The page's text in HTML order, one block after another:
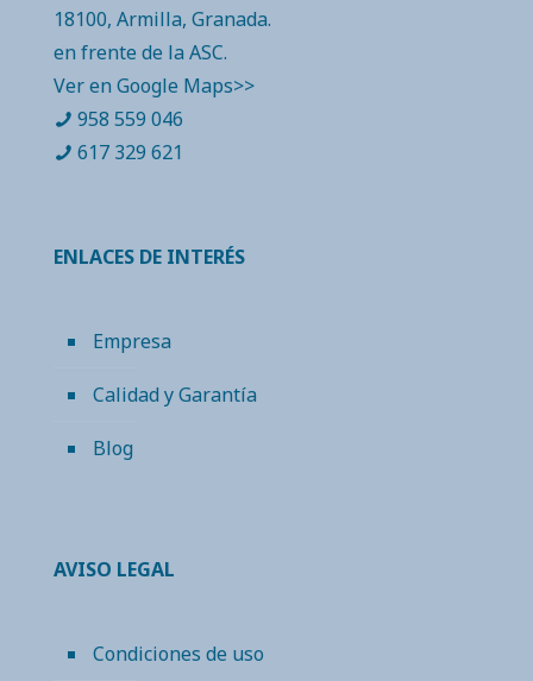
18100, Armilla, Granada.
en frente de la ASC.
Ver en Google Maps>>
958 559 046
617 329 621
ENLACES DE INTERÉS
Empresa
Calidad y Garantía
Blog
AVISO LEGAL
Condiciones de uso